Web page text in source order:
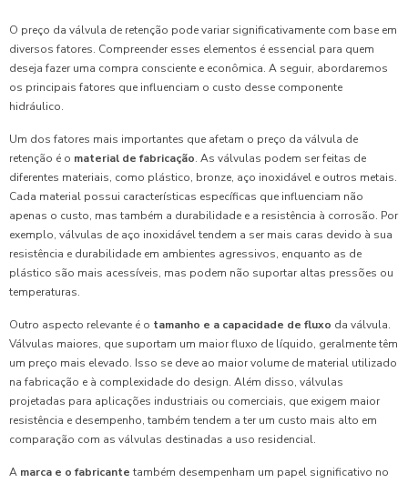
O preço da válvula de retenção pode variar significativamente com base em
diversos fatores. Compreender esses elementos é essencial para quem
deseja fazer uma compra consciente e econômica. A seguir, abordaremos
os principais fatores que influenciam o custo desse componente
hidráulico.
Um dos fatores mais importantes que afetam o preço da válvula de
retenção é o material de fabricação. As válvulas podem ser feitas de
diferentes materiais, como plástico, bronze, aço inoxidável e outros metais.
Cada material possui características específicas que influenciam não
apenas o custo, mas também a durabilidade e a resistência à corrosão. Por
exemplo, válvulas de aço inoxidável tendem a ser mais caras devido à sua
resistência e durabilidade em ambientes agressivos, enquanto as de
plástico são mais acessíveis, mas podem não suportar altas pressões ou
temperaturas.
Outro aspecto relevante é o tamanho e a capacidade de fluxo da válvula.
Válvulas maiores, que suportam um maior fluxo de líquido, geralmente têm
um preço mais elevado. Isso se deve ao maior volume de material utilizado
na fabricação e à complexidade do design. Além disso, válvulas
projetadas para aplicações industriais ou comerciais, que exigem maior
resistência e desempenho, também tendem a ter um custo mais alto em
comparação com as válvulas destinadas a uso residencial.
A marca e o fabricante também desempenham um papel significativo no